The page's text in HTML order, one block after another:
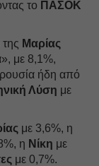
το ΠΑΣΟΚ
Μαρίας
με 8,1%,
ήδη από
Λύση με
με 3,6%, η
η Νίκη με
με 0,7%.